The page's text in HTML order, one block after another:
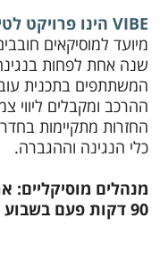
VIBE הינו פרויקט לטיפוח להקות נוער ומבוגרים.
מיועד למוסיקאים
שנה אחת לפחות
המשתתפים בתכנית
ההרכב ומקבלים ליווי
החזרות מתקיימות
כלי הנגינה וההגברה.
מנהלים מוסיקליים:
90 דקות פעם בשבוע